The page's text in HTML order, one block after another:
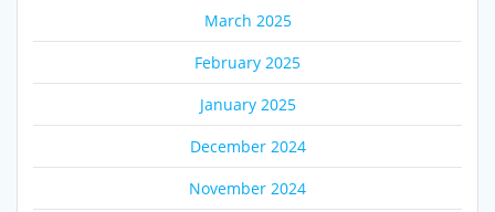
March 2025
February 2025
January 2025
December 2024
November 2024